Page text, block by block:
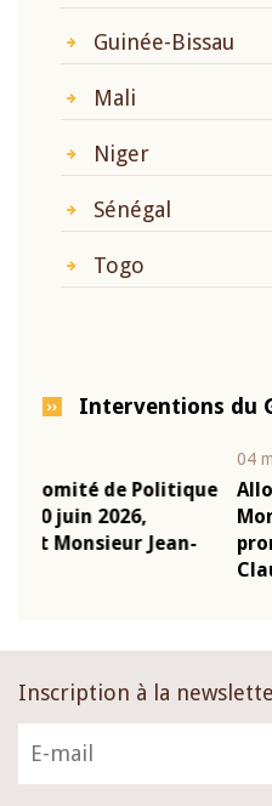
Guinée-Bissau
Mali
Niger
Sénégal
Togo
Interventions du
Allocution d'ouverture
Monétaire de la BCEAO
prononcée par son
Inscription à la